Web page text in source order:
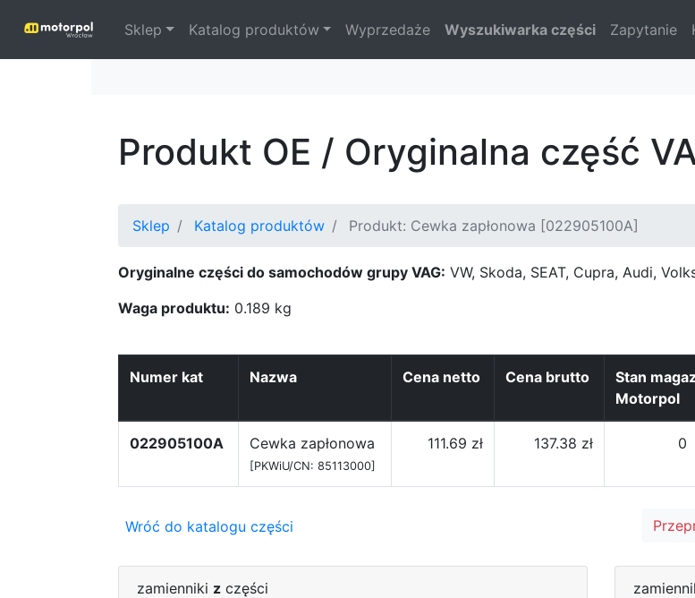
Sklep Katalog produktów Wyprzedaże Wyszukiwarka części Zapytanie
Produkt OE / Oryginalna część
Sklep Katalog produktów Produkt: Cewka zapłonowa [022905100A]
Oryginalne części do samochodów grupy VAG: VW, Skoda, SEAT, Cupra, Audi,
Waga produktu: 0.189 kg
Numer kat Nazwa Cena netto Cena brutto
Stan
Motorpol
022905100A Cewka zapłonowa
[PKWiU/CN: 85113000]
111.69 zł 137.38 zł 0
Wróć do katalogu części
zamienniki z części